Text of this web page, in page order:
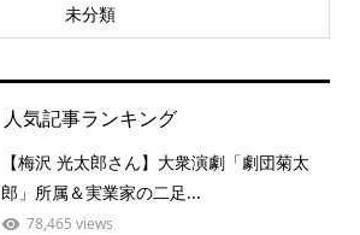
未分類
人気記事ランキング
【梅沢 光太郎さん】大衆演劇「劇団菊太
郎」所属＆実業家の二足...
78,465 views